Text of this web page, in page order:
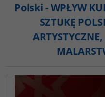
Polski - WPŁYW
SZTUKĘ